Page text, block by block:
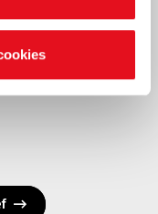
activiteiten en
Wij
weer